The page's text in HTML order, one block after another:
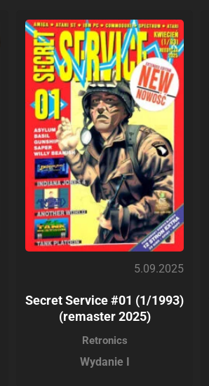
5.09.2025
Secret Service #01 (1/1993)
(remaster 2025)
Retronics
Wydanie I